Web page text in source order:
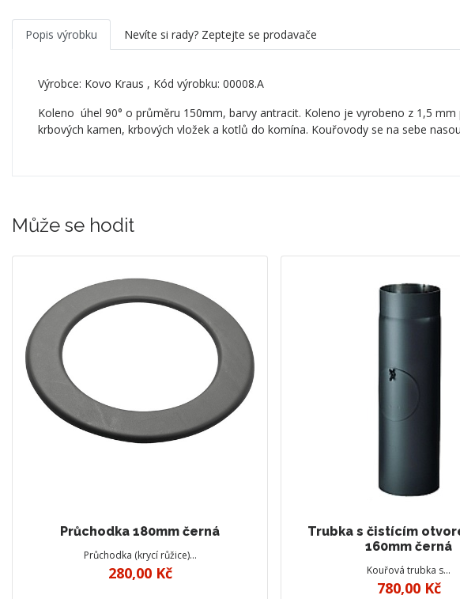
Popis výrobku Nevíte si rady? Zeptejte se prodavače
Výrobce: Kovo Kraus , Kód výrobku: 00008.A
Koleno úhel 90° o průměru 150mm, barvy antracit. Koleno je vyrobeno z 1,5
krbových kamen, krbových vložek a kotlů do komína. Kouřovody se na sebe
Může se hodit
Průchodka 180mm černá
Průchodka (krycí růžice)…
280,00 Kč
Trubka s čistícím
160mm černá
Kouřová trubka s…
780,00 Kč